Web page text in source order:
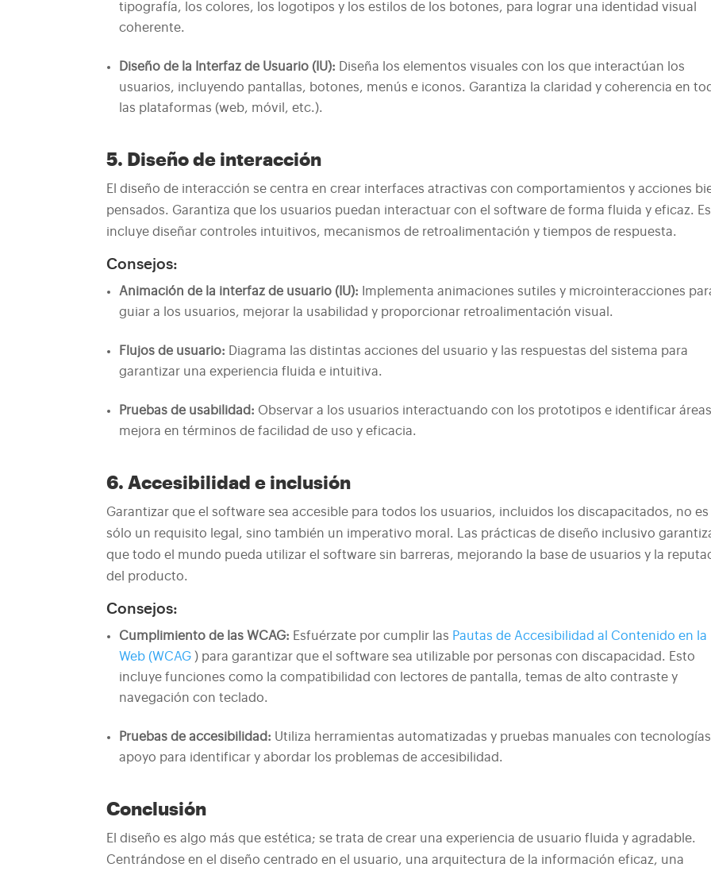
tipografía, los colores, los logotipos y los estilos de los botones, para lograr una identidad visual
coherente.
Diseño de la Interfaz de Usuario (IU): Diseña los elementos visuales con los que interactúan los
usuarios, incluyendo pantallas, botones, menús e iconos. Garantiza la claridad y coherencia en
las plataformas (web, móvil, etc.).
5. Diseño de interacción
El diseño de interacción se centra en crear interfaces atractivas con comportamientos y acciones
pensados. Garantiza que los usuarios puedan interactuar con el software de forma fluida y eficaz.
incluye diseñar controles intuitivos, mecanismos de retroalimentación y tiempos de respuesta.
Consejos:
Animación de la interfaz de usuario (IU): Implementa animaciones sutiles y microinteracciones
guiar a los usuarios, mejorar la usabilidad y proporcionar retroalimentación visual.
Flujos de usuario: Diagrama las distintas acciones del usuario y las respuestas del sistema para
garantizar una experiencia fluida e intuitiva.
Pruebas de usabilidad: Observar a los usuarios interactuando con los prototipos e identificar
mejora en términos de facilidad de uso y eficacia.
6. Accesibilidad e inclusión
Garantizar que el software sea accesible para todos los usuarios, incluidos los discapacitados, no es
sólo un requisito legal, sino también un imperativo moral. Las prácticas de diseño inclusivo
que todo el mundo pueda utilizar el software sin barreras, mejorando la base de usuarios y la
del producto.
Consejos:
Cumplimiento de las WCAG: Esfuérzate por cumplir las Pautas de Accesibilidad al Contenido en la
Web (WCAG ) para garantizar que el software sea utilizable por personas con discapacidad. Esto
incluye funciones como la compatibilidad con lectores de pantalla, temas de alto contraste y
navegación con teclado.
Pruebas de accesibilidad: Utiliza herramientas automatizadas y pruebas manuales con
apoyo para identificar y abordar los problemas de accesibilidad.
Conclusión
El diseño es algo más que estética; se trata de crear una experiencia de usuario fluida y agradable.
Centrándose en el diseño centrado en el usuario, una arquitectura de la información eficaz, una